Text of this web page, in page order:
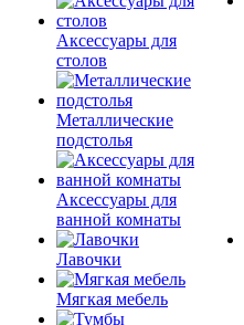
Аксессуары для
столов
Металлические
подстолья
Аксессуары для
ванной комнаты
Лавочки
Мягкая мебель